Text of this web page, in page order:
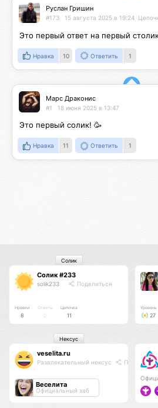
Руслан Гришин
#173 15 августа 2025 в 19:24
Это первый ответ на первый
Нравка 10 Ответить 1
Марс Драконис
#1 18 июня 2025 в 13:47
Это первый солик! 🥳
Нравка 11 Ответить 1
Солик #233
solik233 Поделиться
Нравки
8
Ответы
0
Цепочка
11
Солик
Уровень
27
veselita.ru
Развлекательный нексус Поделиться
Веселита
Официальный хаб
Нексус